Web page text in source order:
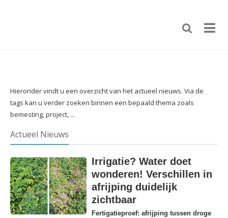
Hieronder vindt u een overzicht van het actueel nieuws. Via de
tags kan u verder zoeken binnen een bepaald thema zoals
bemesting, project, ...
Actueel Nieuws
Irrigatie? Water doet
wonderen! Verschillen in
afrijping duidelijk
zichtbaar
Fertigatieproef: afrijping tussen droge